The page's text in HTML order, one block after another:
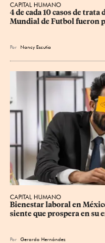
CAPITAL HUMANO
4 de cada 10 casos de
Mundial de Futbol fueron
Por Nancy Escutia
CAPITAL HUMANO
Bienestar laboral en
siente que prospera en su
Por Gerardo Hernández